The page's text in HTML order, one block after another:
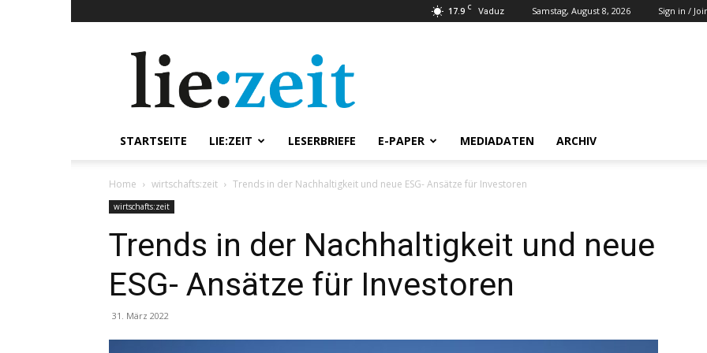
17.9 C Vaduz Samstag, August 8, 2026 Sign in /
STARTSEITE LIE:ZEIT LESERBRIEFE E-PAPER MEDIADATEN ARCHIV
Home wirtschafts:zeit Trends in der Nachhaltigkeit und neue ESG- Ansätze für Investoren
wirtschafts:zeit
Trends in der Nachhaltigkeit und neue
ESG- Ansätze für Investoren
31. März 2022